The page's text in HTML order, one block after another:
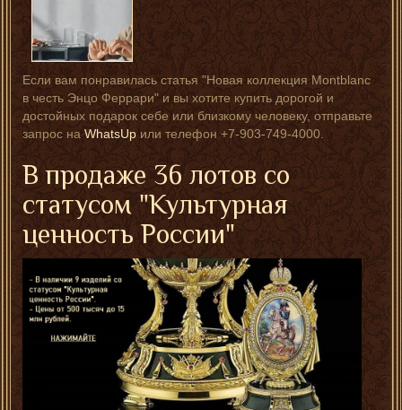
Если вам понравилась статья "Новая коллекция Montblanc
в честь Энцо Феррари" и вы хотите купить дорогой и
достойных подарок себе или близкому человеку, отправьте
запрос наWhatsUpили телефон +7-903-749-4000.
В продаже 36 лотов со
статусом "Культурная
ценность России"